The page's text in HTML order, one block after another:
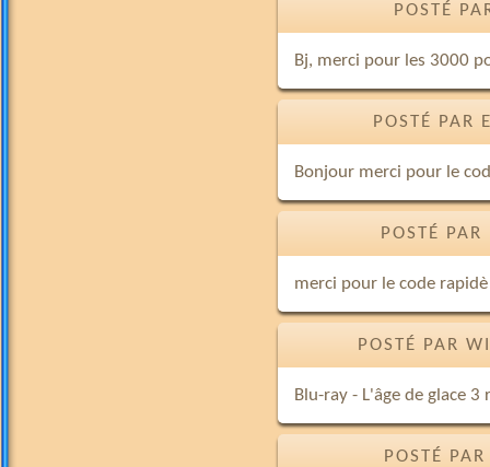
POSTÉ
Bj, merci pour les 3000
POSTÉ
Bonjour merci pour le
POSTÉ
merci pour le code
POSTÉ PAR
Blu-ray - L'âge de glace
POSTÉ